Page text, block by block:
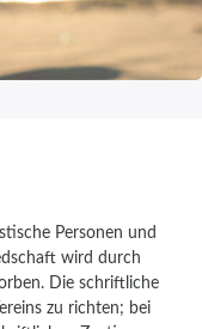
Personen und
wird durch
Die schriftliche
zu richten; bei